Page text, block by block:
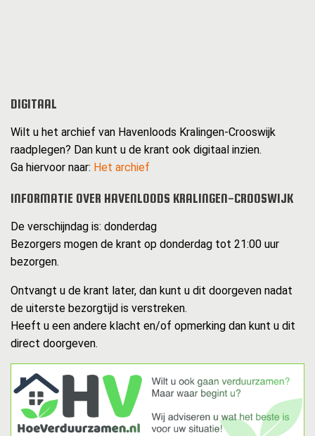
DIGITAAL
Wilt u het archief van Havenloods Kralingen-Crooswijk
raadplegen? Dan kunt u de krant ook digitaal inzien.
Ga hiervoor naar: Het archief
INFORMATIE OVER HAVENLOODS KRALINGEN-CROOSWIJK
De verschijndag is: donderdag
Bezorgers mogen de krant op donderdag tot 21:00 uur
bezorgen.
Ontvangt u de krant later, dan kunt u dit doorgeven nadat
de uiterste bezorgtijd is verstreken.
Heeft u een andere klacht en/of opmerking dan kunt u dit
direct doorgeven.